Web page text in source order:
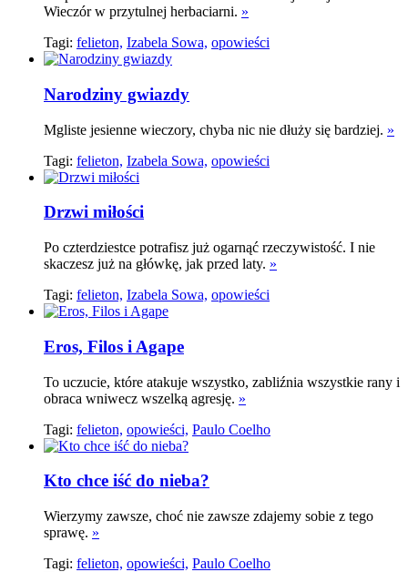
Wieczór w przytulnej herbaciarni. »
Tagi: felieton, Izabela Sowa, opowieści
Narodziny gwiazdy
Mgliste jesienne wieczory, chyba nic nie dłuży się bardziej. »
Tagi: felieton, Izabela Sowa, opowieści
Drzwi miłości
Po czterdziestce potrafisz już ogarnąć rzeczywistość. I nie
skaczesz już na główkę, jak przed laty. »
Tagi: felieton, Izabela Sowa, opowieści
Eros, Filos i Agape
To uczucie, które atakuje wszystko, zabliźnia wszystkie rany i
obraca wniwecz wszelką agresję. »
Tagi: felieton, opowieści, Paulo Coelho
Kto chce iść do nieba?
Wierzymy zawsze, choć nie zawsze zdajemy sobie z tego
sprawę. »
Tagi: felieton, opowieści, Paulo Coelho